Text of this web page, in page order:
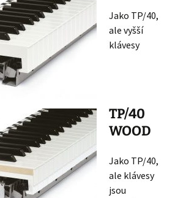
Jako TP/40,
ale vyšší
klávesy
TP/40
WOOD
Jako TP/40,
ale klávesy
jsou